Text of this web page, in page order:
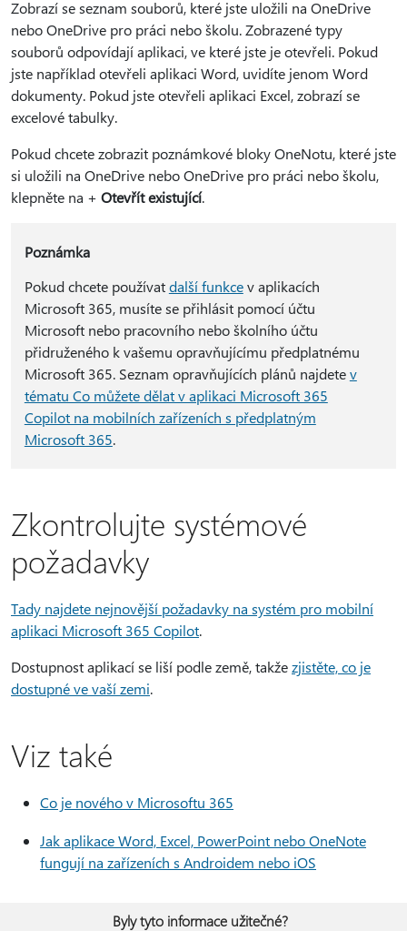
Zobrazí se seznam souborů, které jste uložili na OneDrive
nebo OneDrive pro práci nebo školu. Zobrazené typy
souborů odpovídají aplikaci, ve které jste je otevřeli. Pokud
jste například otevřeli aplikaci Word, uvidíte jenom Word
dokumenty. Pokud jste otevřeli aplikaci Excel, zobrazí se
excelové tabulky.
Pokud chcete zobrazit poznámkové bloky OneNotu, které jste
si uložili na OneDrive nebo OneDrive pro práci nebo školu,
klepněte na + Otevřít existující.
Poznámka
Pokud chcete používatdalší funkcev aplikacích
Microsoft 365, musíte se přihlásit pomocí účtu
Microsoft nebo pracovního nebo školního účtu
přidruženého k vašemu opravňujícímu předplatnému
Microsoft 365. Seznam opravňujících plánů najdetev
tématu Co můžete dělat v aplikaci Microsoft 365
Copilot na mobilních zařízeních s předplatným
Microsoft 365.
Zkontrolujte systémové
požadavky
Tady najdete nejnovější požadavky na systém pro mobilní
aplikaci Microsoft 365 Copilot.
Dostupnost aplikací se liší podle země, takžezjistěte, co je
dostupné ve vaší zemi.
Viz také
Co je nového v Microsoftu 365
Jak aplikace Word, Excel, PowerPoint nebo OneNote
fungují na zařízeních s Androidem nebo iOS
Byly tyto informace užitečné?